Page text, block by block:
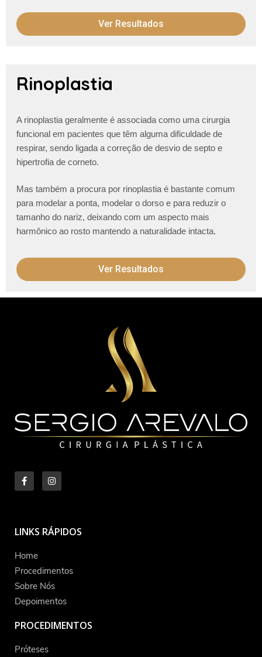
Ver Resultados
Rinoplastia
A rinoplastia geralmente é associada como uma cirurgia
funcional em pacientes que têm alguma dificuldade de
respirar, sendo ligada a correção de desvio de septo e
hipertrofia de corneto.
Mas também a procura por rinoplastia é bastante comum
para modelar a ponta, modelar o dorso e para reduzir o
tamanho do nariz, deixando com um aspecto mais
harmônico ao rosto mantendo a naturalidade intacta.
Ver Resultados
LINKS RÁPIDOS
Home
Procedimentos
Sobre Nós
Depoimentos
PROCEDIMENTOS
Próteses